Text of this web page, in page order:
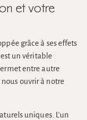
et votre
grâce à ses effets
un véritable
entre autre
ouvrir à notre
uniques. L'un